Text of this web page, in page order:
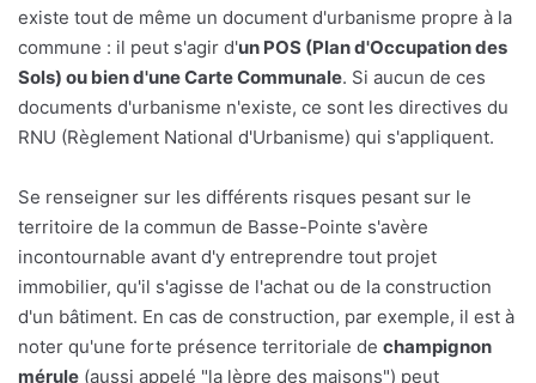
existe tout de même un document d'urbanisme propre à la
commune : il peut s'agir d'un POS (Plan d'Occupation des
Sols) ou bien d'une Carte Communale. Si aucun de ces
documents d'urbanisme n'existe, ce sont les directives du
RNU (Règlement National d'Urbanisme) qui s'appliquent.
Se renseigner sur les différents risques pesant sur le
territoire de la commun de Basse-Pointe s'avère
incontournable avant d'y entreprendre tout projet
immobilier, qu'il s'agisse de l'achat ou de la construction
d'un bâtiment. En cas de construction, par exemple, il est à
noter qu'une forte présence territoriale de champignon
mérule (aussi appelé "la lèpre des maisons") peut